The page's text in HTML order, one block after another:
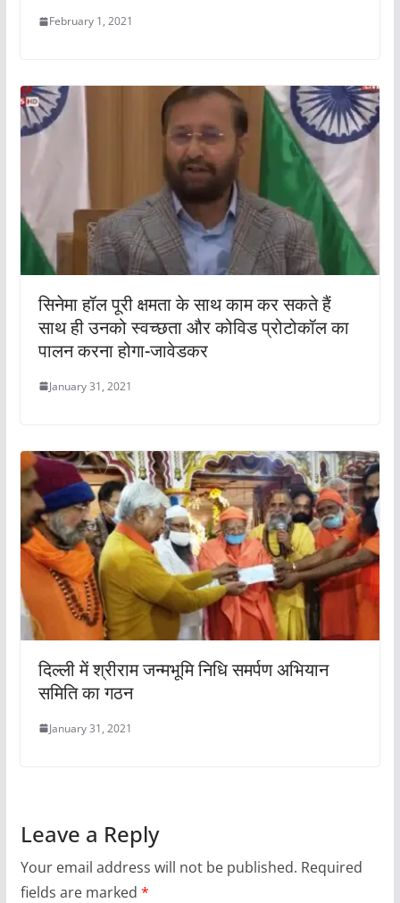
February 1, 2021
सिनेमा हॉल पूरी क्षमता के साथ काम कर सकते हैं
साथ ही उनको स्वच्छता और कोविड प्रोटोकॉल का
पालन करना होगा-जावेडकर
January 31, 2021
दिल्ली में श्रीराम जन्मभूमि निधि समर्पण अभियान
समिति का गठन
January 31, 2021
Leave a Reply
Your email address will not be published. Required
fields are marked *